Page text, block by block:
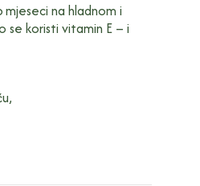
mjeseci na hladnom i
se koristi vitamin E – i